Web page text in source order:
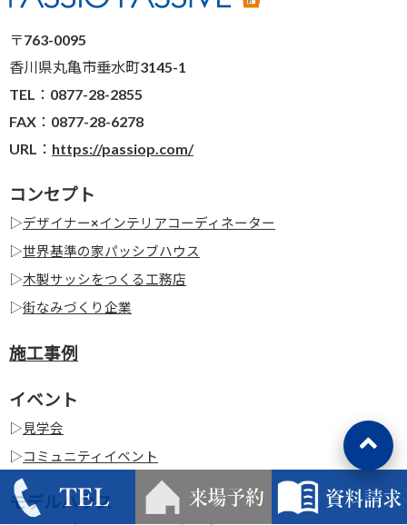
〒763-0095
香川県丸亀市垂水町3145-1
TEL：0877-28-2855
FAX：0877-28-6278
URL： https://passiop.com/
コンセプト
▷デザイナー×インテリアコーディネーター
▷世界基準の家パッシブハウス
▷木製サッシをつくる工務店
▷街なみづくり企業
施工事例
イベント
▷ 見学会
▷コミュニティイベント
モデルハウス